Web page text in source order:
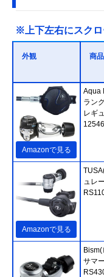
※上下左右にスク
外観 商
Amazonで見る
Aqua
ラン
レギ
Amazonで見る
ュレ
サマ